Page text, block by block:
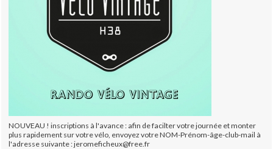
NOUVEAU ! inscriptions à l'avance : afin de facilter votre journée et monter
plus rapidement sur votre vélo, envoyez votre NOM-Prénom-âge-club-mail à
l'adresse suivante : jeromeficheux@free.fr